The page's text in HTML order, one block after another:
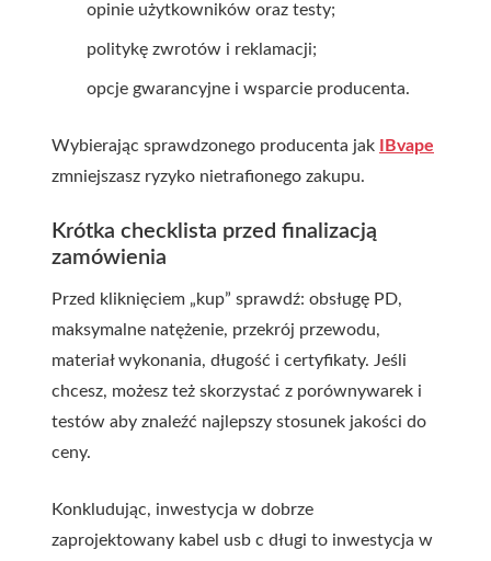
opinie użytkowników oraz testy;
politykę zwrotów i reklamacji;
opcje gwarancyjne i wsparcie producenta.
Wybierając sprawdzonego producenta jak
IBvape
zmniejszasz ryzyko nietrafionego zakupu.
Krótka checklista przed finalizacją
zamówienia
Przed kliknięciem „kup” sprawdź: obsługę PD,
maksymalne natężenie, przekrój przewodu,
materiał wykonania, długość i certyfikaty. Jeśli
chcesz, możesz też skorzystać z porównywarek i
testów aby znaleźć najlepszy stosunek jakości do
ceny.
Konkludując, inwestycja w dobrze
zaprojektowany kabel usb c długi to inwestycja w